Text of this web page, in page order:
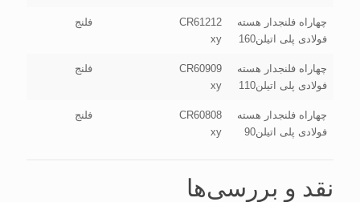
چهاراه فلنجدار هسته
فولادی پلی اتیلن160
CR61212
xy
فلنج
چهاراه فلنجدار هسته
فولادی پلی اتیلن110
CR60909
xy
فلنج
چهاراه فلنجدار هسته
فولادی پلی اتیلن90
CR60808
xy
فلنج
نقد و بررسی‌ها